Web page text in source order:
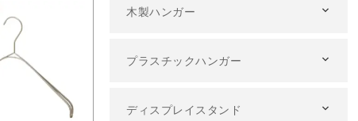
木製ハンガー
プラスチックハンガー
ディスプレイスタンド